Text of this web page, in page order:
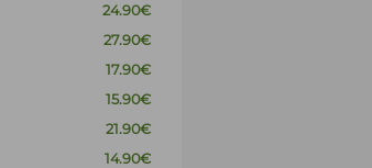
24.90€
27.90€
17.90€
15.90€
21.90€
14.90€